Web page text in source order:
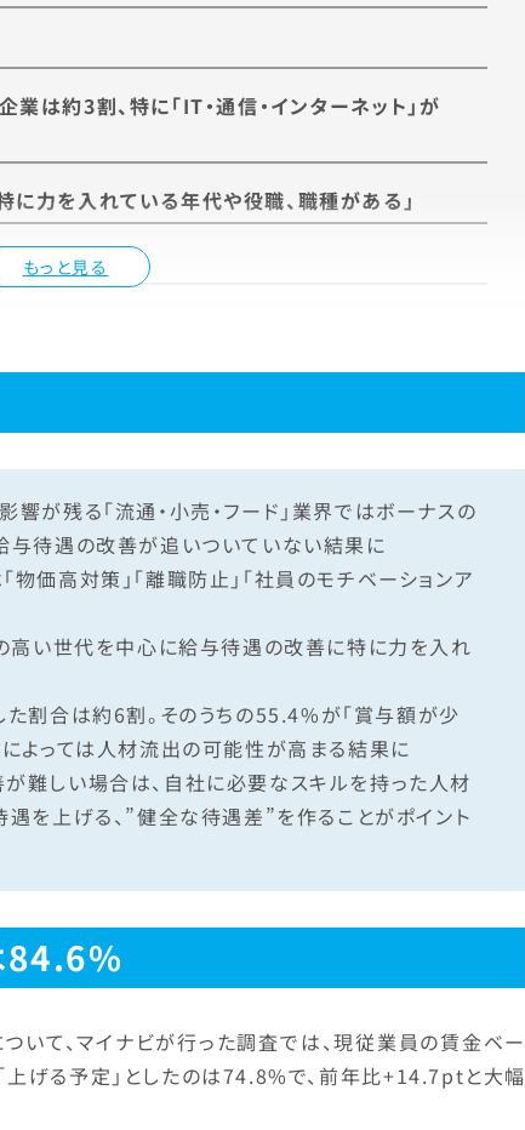
もっと見る
は約3割、特に「IT・通信・インターネット」が
力を入れている年代や役職、職種がある」
高まっている
が残る「流通・小売・フード」業界ではボーナスの
与待遇の改善が追いついていない結果に
価高対策」「離職防止」「社員のモチベーションア
い世代を中心に給与待遇の改善に特に力を入れ
割合は約6割。そのうちの55.4%が「賞与額が少
よっては人材流出の可能性が高まる結果に
難しい場合は、自社に必要なスキルを持った人材
を上げる、”健全な待遇差”を作ることがポイント
84.6%
いて、マイナビが行った調査では、現従業員の賃金ベー
上げる予定」としたのは74.8%で、前年比+14.7ptと大幅